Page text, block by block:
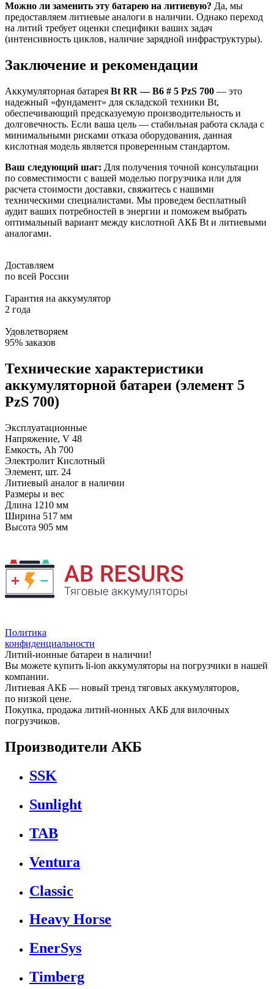
Можно ли заменить эту батарею на литиевую? Да, мы
предоставляем литиевые аналоги в наличии. Однако переход
на литий требует оценки специфики ваших задач
(интенсивность циклов, наличие зарядной инфраструктуры).
Заключение и рекомендации
Аккумуляторная батарея Bt RR — B6 # 5 PzS 700 — это
надежный «фундамент» для складской техники Bt,
обеспечивающий предсказуемую производительность и
долговечность. Если ваша цель — стабильная работа склада с
минимальными рисками отказа оборудования, данная
кислотная модель является проверенным стандартом.
Ваш следующий шаг: Для получения точной консультации
по совместимости с вашей моделью погрузчика или для
расчета стоимости доставки, свяжитесь с нашими
техническими специалистами. Мы проведем бесплатный
аудит ваших потребностей в энергии и поможем выбрать
оптимальный вариант между кислотной АКБ Bt и литиевыми
аналогами.
Доставляем
по всей России
Гарантия на аккумулятор
2 года
Удовлетворяем
95% заказов
Технические характеристики
аккумуляторной батареи (элемент 5
PzS 700)
Эксплуатационные
Напряжение, V 48
Емкость, Ah 700
Электролит Кислотный
Элемент, шт. 24
Литиевый аналог в наличии
Размеры и вес
Длина 1210 мм
Ширина 517 мм
Высота 905 мм
Политика
конфиденциальности
Литий-ионные батареи в наличии!
Вы можете купить li-ion аккумуляторы на погрузчики в нашей
компании.
Литиевая АКБ — новый тренд тяговых аккумуляторов,
по низкой цене.
Покупка, продажа литий-ионных АКБ для вилочных
погрузчиков.
Производители АКБ
SSK
Sunlight
TAB
Ventura
Classic
Heavy Horse
EnerSys
Timberg